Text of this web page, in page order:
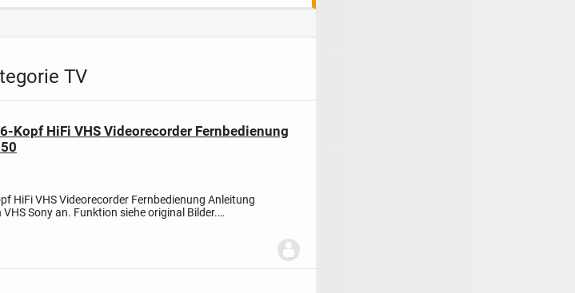
TV
Kopf HiFi VHS Videorecorder Fernbedienung
HiFi VHS Videorecorder Fernbedienung Anleitung
VHS Sony an. Funktion siehe original Bilder.